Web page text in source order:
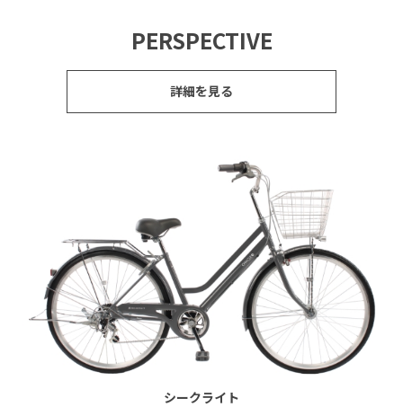
PERSPECTIVE
詳細を見る
シークライト